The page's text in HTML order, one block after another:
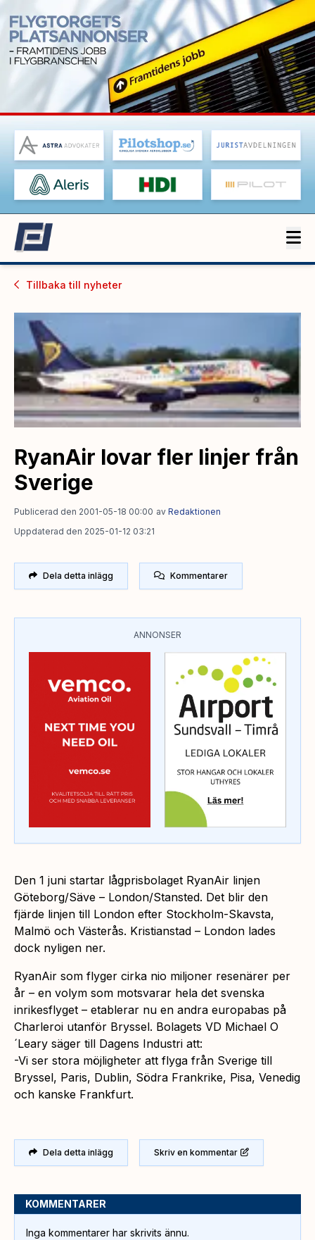
Tillbaka till nyheter
RyanAir lovar fler linjer från
Sverige
Publicerad den 2001-05-18 00:00 av Redaktionen
Uppdaterad den 2025-01-12 03:21
Dela detta inlägg Kommentarer
ANNONSER
Den 1 juni startar lågprisbolaget RyanAir linjen
Göteborg/Säve – London/Stansted. Det blir den
fjärde linjen till London efter Stockholm-Skavsta,
Malmö och Västerås. Kristianstad – London lades
dock nyligen ner.
RyanAir som flyger cirka nio miljoner resenärer per
år – en volym som motsvarar hela det svenska
inrikesflyget – etablerar nu en andra europabas på
Charleroi utanför Bryssel. Bolagets VD Michael O
´Leary säger till Dagens Industri att:
-Vi ser stora möjligheter att flyga från Sverige till
Bryssel, Paris, Dublin, Södra Frankrike, Pisa, Venedig
och kanske Frankfurt.
Dela detta inlägg Skriv en kommentar
KOMMENTARER
Inga kommentarer har skrivits ännu.